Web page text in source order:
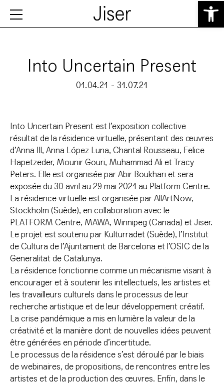
Ouvrir
Into Uncertain Present
01.04.21 - 31.07.21
Into Uncertain Present est l’exposition collective
résultat de la résidence virtuelle, présentant des œuvres
d’Anna Ill, Anna López Luna, Chantal Rousseau, Felice
Hapetzeder, Mounir Gouri, Muhammad Ali et Tracy
Peters. Elle est organisée par Abir Boukhari et sera
exposée du 30 avril au 29 mai 2021 au Platform Centre.
La résidence virtuelle est organisée par AllArtNow,
Stockholm (Suède), en collaboration avec le
PLATFORM Centre, MAWA, Winnipeg (Canada) et Jiser.
Le projet est soutenu par Kulturradet (Suède), l’Institut
de Cultura de l’Ajuntament de Barcelona et l’OSIC de la
Generalitat de Catalunya.
La résidence fonctionne comme un mécanisme visant à
encourager et à soutenir les intellectuels, les artistes et
les travailleurs culturels dans le processus de leur
recherche artistique et de leur développement créatif.
La crise pandémique a mis en lumière la valeur de la
créativité et la manière dont de nouvelles idées peuvent
être générées en période d’incertitude.
Le processus de la résidence s’est déroulé par le biais
de webinaires, de propositions, de rencontres entre les
artistes et de la production des œuvres. Enfin, dans le